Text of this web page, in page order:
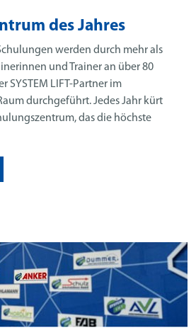
des Jahres
werden durch mehr als
und Trainer an über 80
SYSTEM LIFT-Partner im
durchgeführt. Jedes Jahr kürt
das die höchste